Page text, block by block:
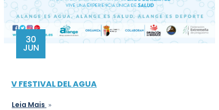
30
JUN
V FESTIVAL DEL AGUA
Leia Mais